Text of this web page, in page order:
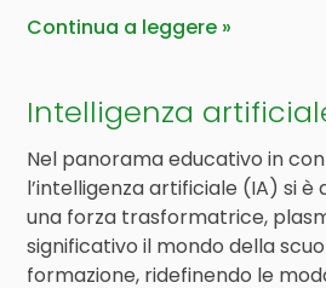
Continua a leggere
Intelligenza
Nel panorama educativo in
l’intelligenza artificiale (IA) si
una forza trasformatrice,
significativo il mondo della
formazione, ridefinendo le